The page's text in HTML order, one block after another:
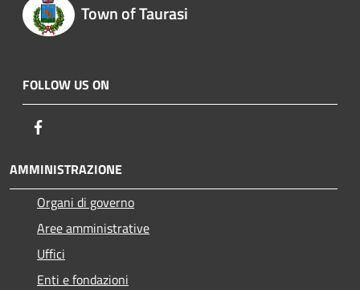
Town of Taurasi
FOLLOW US ON
AMMINISTRAZIONE
Organi di governo
Aree amministrative
Uffici
Enti e fondazioni